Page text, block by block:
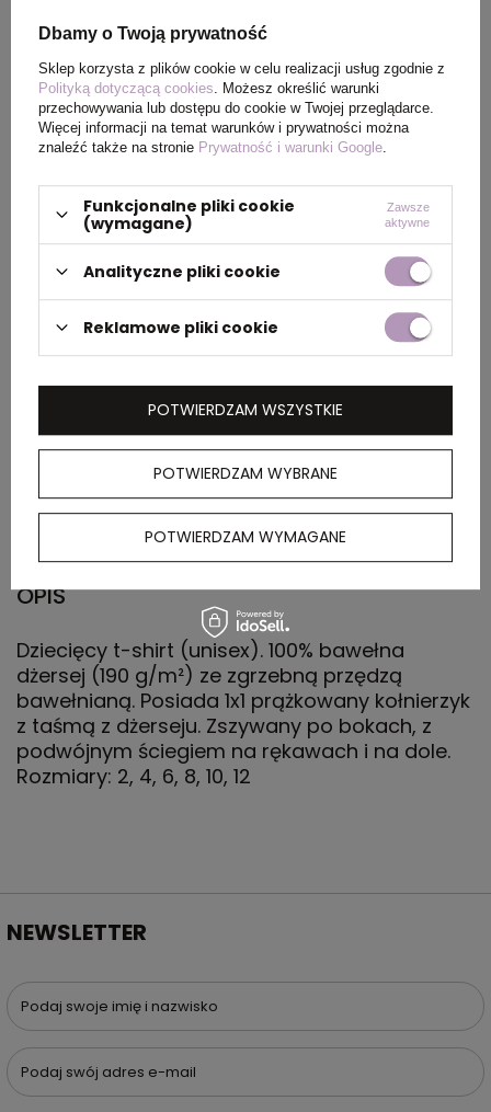
Kolor zielony
PAKOWANIE
Wymiary
kartonu
zewnętrznego
(m)
0.390x0.330x0.270
Ilość szt. w
kartonie
10
Waga
kartonu
zewnętrznego
(kg)
11.000
OPIS
Dziecięcy t-shirt (unisex). 100% bawełna
dżersej (190 g/m²) ze zgrzebną przędzą
bawełnianą. Posiada 1x1 prążkowany kołnierzyk
z taśmą z dżerseju. Zszywany po bokach, z
podwójnym ściegiem na rękawach i na dole.
Rozmiary: 2, 4, 6, 8, 10, 12
NEWSLETTER
Podaj swoje imię i nazwisko
Podaj swój adres e-mail
Dbamy o Twoją prywatność
Sklep korzysta z plików cookie w celu realizacji usług zgodnie z
Polityką dotyczącą cookies . Możesz określić warunki
przechowywania lub dostępu do cookie w Twojej przeglądarce.
Więcej informacji na temat warunków i prywatności można
znaleźć także na stronie Prywatność i warunki Google
Funkcjonalne pliki cookie
(wymagane)
Zawsze
aktywne
Analityczne pliki cookie
Reklamowe pliki cookie
POTWIERDZAM WYBRANE
POTWIERDZAM WYMAGANE
POTWIERDZAM WSZYSTKIE